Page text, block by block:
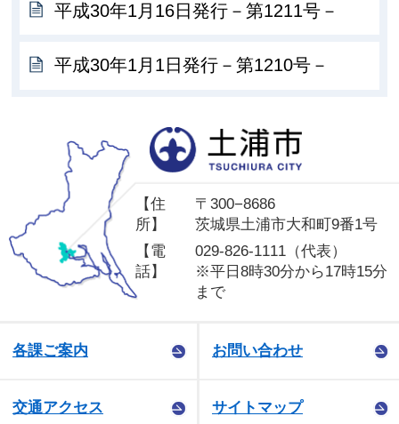
平成30年1月16日発行－第1211号－
平成30年1月1日発行－第1210号－
【住
所】
〒300−8686
茨城県土浦市大和町9番1号
【電
話】
029-826-1111（代表）
※平日8時30分から17時15分
まで
各課ご案内 お問い合わせ
交通アクセス サイトマップ